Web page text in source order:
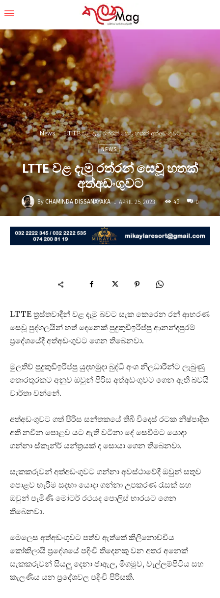
News LTTE වළ දැමු රත්රන් සෙවූ හතක් අත්අඩංගුවට
NEWS
LTTE වළ දැමු රත්රන් සෙවූ හතක්
අත්අඩංගුවට
By CHAMINDA DISSANAYAKA - APRIL 25, 2023 45 0
LTTE ත්‍රස්තවාදීන් වළ දැමු බවට සැක කෙරෙන රන් ආභරණ
සෙවූ පුද්ගලයින් හත් දෙනෙක් පුදුකුඩිඉරිප්පු ආනන්දපුරම්
ප්‍රදේශයේදී අත්අඩංගුවට ගෙන තිබෙනවා.
මුලතිව් පුදුකුඩිඉරිප්පු යුදහමුදා බුද්ධි අංශ නිලධාරීන්ට ලැබුණු
තොරතුරකට අනුව ඔවුන් පිරිස අත්අඩංගුවට ගෙන ඇති බවයි
වාර්තා වන්නේ.
අත්අඩංගුවට ගත් පිරිස සන්තකයේ තිබී විදෙස් රටක නිෂ්පාදිත
අති නවීන පොළව යට ඇති වටිනා දේ සෙවීමට යොදා
ගන්නා ස්කෑන්ර් යන්ත්‍රයක් ද සොයා ගෙන තිබෙනවා.
සැකකරුවන් අත්අඩංගුවට ගන්නා අවස්ථාවේදී ඔවුන් සතුව
පොළව හැරීම සඳහා යොදා ගන්නා උපකරණ රැසක් සහ
ඔවුන් පැමිණි මෝටර් රථයද පොලිස් භාරයට ගෙන
තිබෙනවා.
මෙලෙස අත්අඩංගුවට පත්ව ඇත්තේ කිලිනොච්චිය
කෝකිලායි ප්‍රදේශයේ පදිංචි තිදෙනකු වන අතර අනෙක්
සැකකරුවන් සියලු දෙනා ජාඇල, මීගමුව, වැල්ලම්පිටිය සහ
කැලණිය යන ප්‍රදේශවල පදිංචි පිරිසකි.